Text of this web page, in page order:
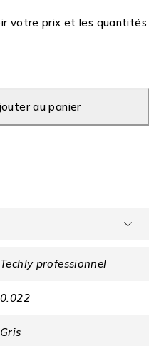
votre prix et les quantités
au panier
Techly professionnel
0.022
Gris